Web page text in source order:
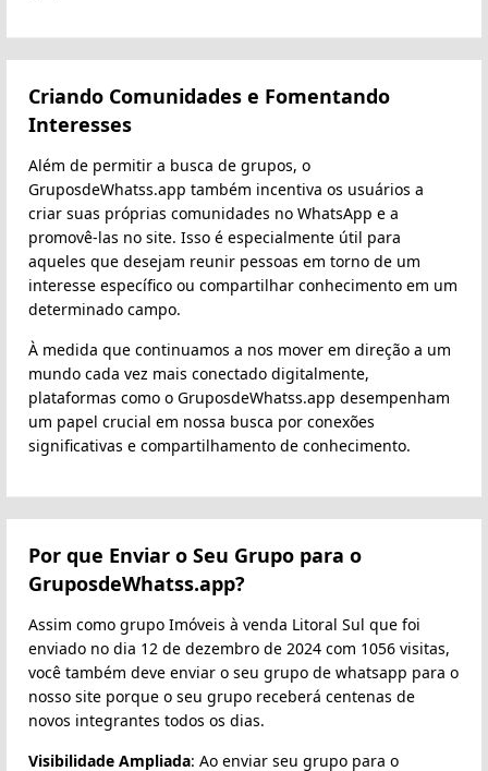
Criando Comunidades e Fomentando
Interesses
Além de permitir a busca de grupos, o
GruposdeWhatss.app também incentiva os usuários a
criar suas próprias comunidades no WhatsApp e a
promovê-las no site. Isso é especialmente útil para
aqueles que desejam reunir pessoas em torno de um
interesse específico ou compartilhar conhecimento em um
determinado campo.
À medida que continuamos a nos mover em direção a um
mundo cada vez mais conectado digitalmente,
plataformas como o GruposdeWhatss.app desempenham
um papel crucial em nossa busca por conexões
significativas e compartilhamento de conhecimento.
Por que Enviar o Seu Grupo para o
GruposdeWhatss.app?
Assim como grupo Imóveis à venda Litoral Sul que foi
enviado no dia 12 de dezembro de 2024 com 1056 visitas,
você também deve enviar o seu grupo de whatsapp para o
nosso site porque o seu grupo receberá centenas de
novos integrantes todos os dias.
Visibilidade Ampliada: Ao enviar seu grupo para o